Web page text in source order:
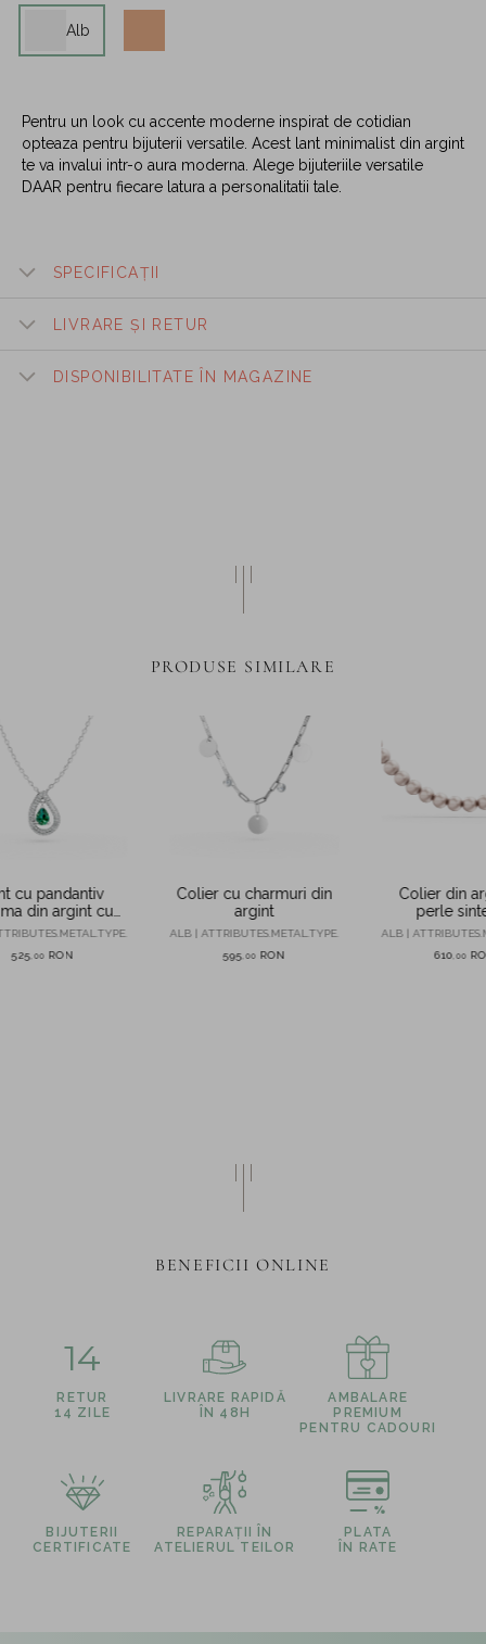
Alb
Pentru un look cu accente moderne inspirat de cotidian
opteaza pentru bijuterii versatile. Acest lant minimalist din argint
te va invalui intr-o aura moderna. Alege bijuteriile versatile
DAAR pentru fiecare latura a personalitatii tale.
SPECIFICAȚII
LIVRARE ȘI RETUR
DISPONIBILITATE ÎN MAGAZINE
PRODUSE SIMILARE
cu pandantiv
din argint cu
verzi si
525 00 RON
Colier cu charmuri din
argint
ALB | ATTRIBUTES.METAL.TYPE.
595 00 RON
Colier din
perle
ALB |
610 ,00
BENEFICII ONLINE
14
RETUR
14 ZILE
LIVRARE RAPIDĂ
ÎN 48H
AMBALARE
PREMIUM
PENTRU CADOURI
BIJUTERII
CERTIFICATE
REPARAȚII ÎN
ATELIERUL TEILOR
PLATA
ÎN RATE